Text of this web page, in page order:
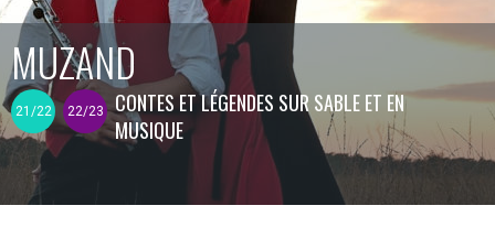
MUZAND
21/22 22/23
CONTES ET LÉGENDES SUR SABLE ET EN
MUSIQUE